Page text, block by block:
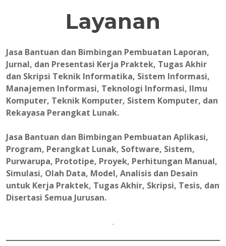
Layanan
Jasa Bantuan dan Bimbingan Pembuatan Laporan,
Jurnal, dan Presentasi Kerja Praktek, Tugas Akhir
dan Skripsi Teknik Informatika, Sistem Informasi,
Manajemen Informasi, Teknologi Informasi, Ilmu
Komputer, Teknik Komputer, Sistem Komputer, dan
Rekayasa Perangkat Lunak.
Jasa Bantuan dan Bimbingan Pembuatan Aplikasi,
Program, Perangkat Lunak, Software, Sistem,
Purwarupa, Prototipe, Proyek, Perhitungan Manual,
Simulasi, Olah Data, Model, Analisis dan Desain
untuk Kerja Praktek, Tugas Akhir, Skripsi, Tesis, dan
Disertasi Semua Jurusan.
.